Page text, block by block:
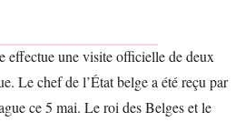
une visite officielle de deux
Le chef de l’État belge a été reçu par
ce 5 mai. Le roi des Belges et le